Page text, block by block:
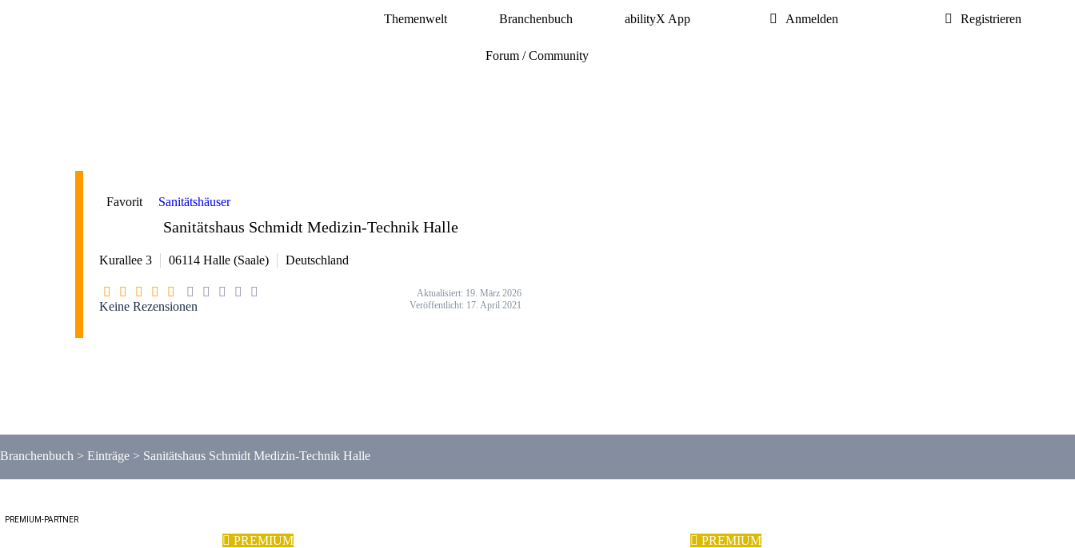
Themenwelt Branchenbuch abilityX App
Forum / Community
Anmelden Registrieren
Favorit Sanitätshäuser
Sanitätshaus Schmidt Medizin-Technik Halle
Kurallee 3 06114 Halle (Saale) Deutschland
Keine Rezensionen
Aktualisiert: 19. März 2026
Veröffentlicht: 17. April 2021
Branchenbuch > Einträge > Sanitätshaus Schmidt Medizin-Technik Halle
PREMIUM-PARTNER
PREMIUM PREMIUM